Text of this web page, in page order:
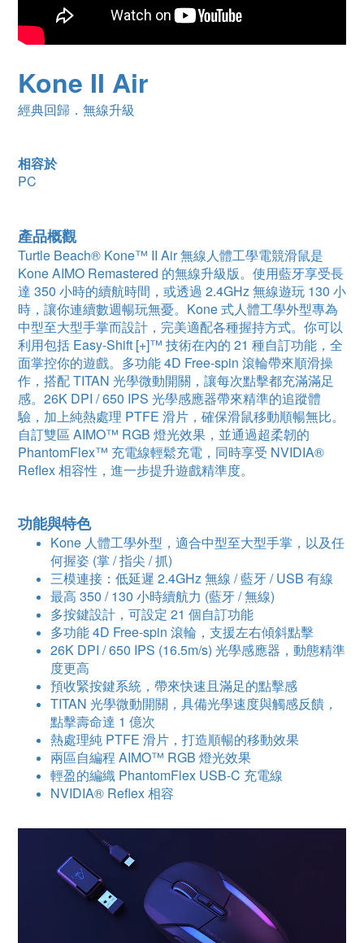
Kone II Air
經典回歸．無線升級
相容於
PC
產品概觀
Turtle Beach® Kone™ II Air 無線人體工學電競滑鼠是
Kone AIMO Remastered 的無線升級版。使用藍牙享受長
達 350 小時的續航時間，或透過 2.4GHz 無線遊玩 130 小
時， 讓你連續數週暢玩無憂。Kone 式人體工學外型專為
中型至大型手掌而設計，完美適配各種握持方式。你可以
利用包括 Easy-Shift [+]™ 技術在內的 21 種自訂功能，全
面掌控你的遊戲。多功能 4D Free-spin 滾輪帶來順滑操
作，搭配 TITAN 光學微動開關，讓每次點擊都充滿滿足
感。26K DPI / 650 IPS 光學感應器帶來精準的追蹤體
驗，加上純熱處理 PTFE 滑片，確保滑鼠移動順暢無比。
自訂雙區 AIMO™ RGB 燈光效果，並通過超柔韌的
PhantomFlex™ 充電線輕鬆充電，同時享受 NVIDIA®
Reflex 相容性，進一步提升遊戲精準度。
功能與特色
Kone 人體工學外型，適合中型至大型手掌，以及任
何握姿 (掌 / 指尖 / 抓)
三模連接：低延遲 2.4GHz 無線 / 藍牙 / USB 有線
最高 350 / 130 小時續航力 (藍牙 / 無線)
多按鍵設計，可設定 21 個自訂功能
多功能 4D Free-spin 滾輪，支援左右傾斜點擊
26K DPI / 650 IPS (16.5m/s) 光學感應器 ， 動態精準
度更高
預收緊按鍵系統，帶來快速且滿足的點擊感
TITAN 光學微動開關，具備光學速度與觸感反饋，
點擊壽命達 1 億次
熱處理純 PTFE 滑片，打造順暢的移動效果
兩區自編程 AIMO™ RGB 燈光效果
輕盈的編織 PhantomFlex USB-C 充電線
NVIDIA® Reflex 相容